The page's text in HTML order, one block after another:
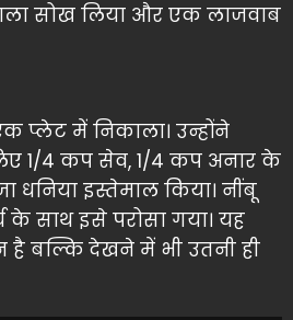
सोख लिया और एक लाजवाब
में निकाला। उन्होंने
1/4 कप सेव, 1/4 कप अनार के
धनिया इस्तेमाल किया। नींबू
के साथ इसे परोसा गया। यह
बल्कि देखने में भी उतनी ही